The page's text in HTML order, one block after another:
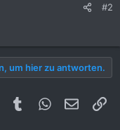
#2
um hier zu antworten.
PinterestTumblrWhatsApp
E-Mail